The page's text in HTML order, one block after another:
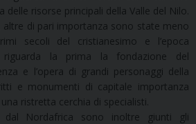
delle risorse principali della Valle del Nilo.
di pari importanza sono state meno
secoli del cristianesimo e l’epoca
riguarda la prima la fondazione del
e l’opera di grandi personaggi della
e monumenti di capitale importanza
ristretta cerchia di specialisti.
Nordafrica sono inoltre giunti gli